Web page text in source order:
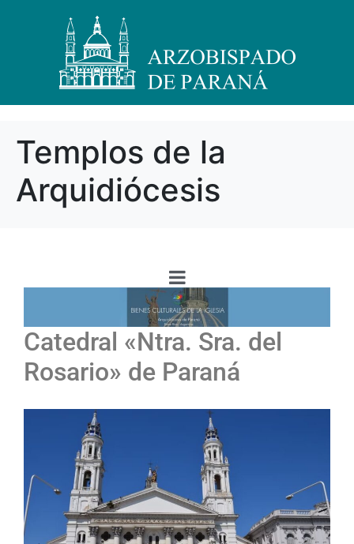
Templos de la
Arquidiócesis
Catedral «Ntra. Sra. del
Rosario» de Paraná